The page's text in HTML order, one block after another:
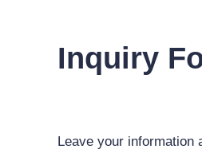
Inquiry
Leave your information